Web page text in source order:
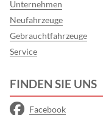
Unternehmen
Neufahrzeuge
Gebrauchtfahrzeuge
Service
FINDEN SIE UNS
Facebook